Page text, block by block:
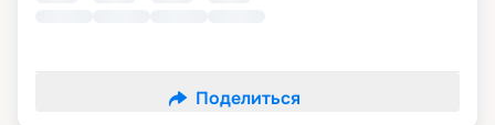
Поделиться